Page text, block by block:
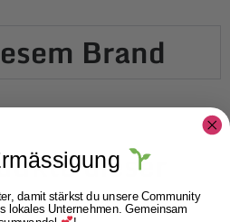
Brand​
dieser
damit stärkst du unsere Community
lokales Unternehmen. Gemeinsam